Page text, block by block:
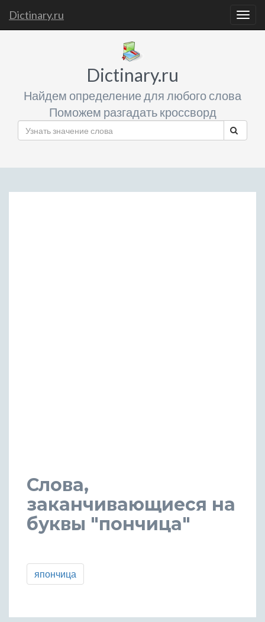
Dictinary.ru
Dictinary.ru
Найдем определение для любого слова
Поможем разгадать кроссворд
Слова,
заканчивающиеся на
буквы "пончица"
япончица